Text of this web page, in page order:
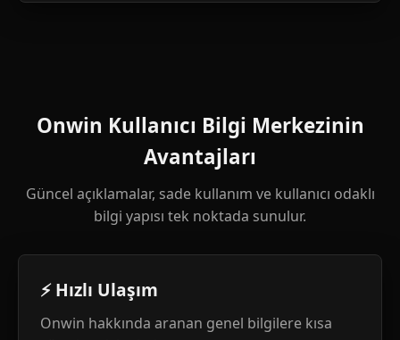
Onwin Kullanıcı Bilgi Merkezinin
Avantajları
Güncel açıklamalar, sade kullanım ve kullanıcı odaklı
bilgi yapısı tek noktada sunulur.
⚡ Hızlı Ulaşım
Onwin hakkında aranan genel bilgilere kısa